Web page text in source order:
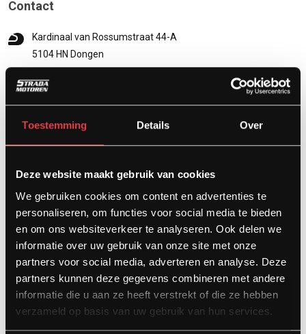
Toestemming Details Over
Deze website maakt gebruik van cookies
We gebruiken cookies om content en advertenties te
personaliseren, om functies voor social media te bieden
en om ons websiteverkeer te analyseren. Ook delen we
informatie over uw gebruik van onze site met onze
partners voor social media, adverteren en analyse. Deze
partners kunnen deze gegevens combineren met andere
informatie die u aan ze heeft verstrekt of die ze hebben
verzameld op basis van uw gebruik van hun services.
Contact
Kardinaal van Rossumstraat 44-A
5104 HN Dongen
info@stradamotoren.nl
Whatsapp
Diensten
Afspraak showroom
Afspraak werkplaats